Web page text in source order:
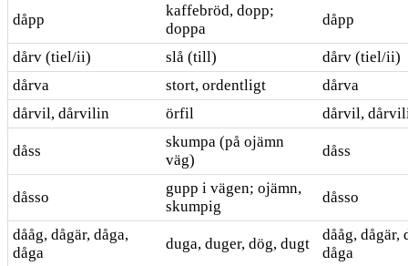
dåpp
kaffebröd, dopp;
doppa
dåpp
dårv (tiel/ii) slå (till)
dårv (tiel/ii)
dårva
stort, ordentligt
dårva
dårvil, dårvilin
örfil dårvil,
dåss
skumpa (på ojämn
väg)
dåss
dåsso
gupp i vägen; ojämn,
skumpig
dåsso
dååg, dågär, dåga,
dåga
duga, duger, dög, dugt
dååg, dågär,
dåga